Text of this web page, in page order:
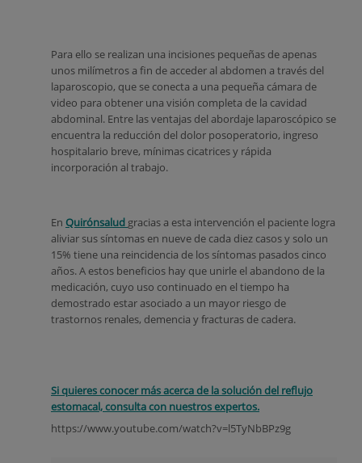
Para ello se realizan una incisiones pequeñas de apenas
unos milímetros a fin de acceder al abdomen a través del
laparoscopio, que se conecta a una pequeña cámara de
video para obtener una visión completa de la cavidad
abdominal. Entre las ventajas del abordaje laparoscópico se
encuentra la reducción del dolor posoperatorio, ingreso
hospitalario breve, mínimas cicatrices y rápida
incorporación al trabajo.
En Quirónsalud gracias a esta intervención el paciente logra
aliviar sus síntomas en nueve de cada diez casos y solo un
15% tiene una reincidencia de los síntomas pasados cinco
años. A estos beneficios hay que unirle el abandono de la
medicación, cuyo uso continuado en el tiempo ha
demostrado estar asociado a un mayor riesgo de
trastornos renales, demencia y fracturas de cadera.
Si quieres conocer más acerca de la solución del reflujo
estomacal, consulta con nuestros expertos.
https://www.youtube.com/watch?v=l5TyNbBPz9g